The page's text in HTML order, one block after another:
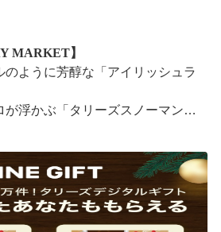
MARKET】
のように芳醇な「アイリッシュラ
が浮かぶ「タリーズスノーマンラ
に、クリスマス気分をお楽しみく